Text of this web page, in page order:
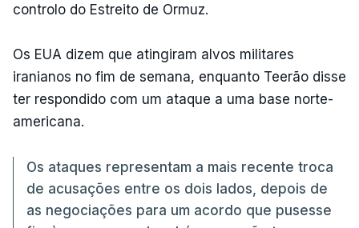
controlo do Estreito de Ormuz.
Os EUA dizem que atingiram alvos militares
iranianos no fim de semana, enquanto Teerão disse
ter respondido com um ataque a uma base norte-
americana.
Os ataques representam a mais recente troca
de acusações entre os dois lados, depois de
as negociações para um acordo que pusesse